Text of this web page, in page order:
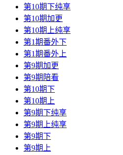
第10期下纯享
第10期加更
第10期上纯享
第1期番外下
第1期番外上
第9期加更
第9期陪看
第10期下
第10期上
第9期下纯享
第9期上纯享
第9期下
第9期上